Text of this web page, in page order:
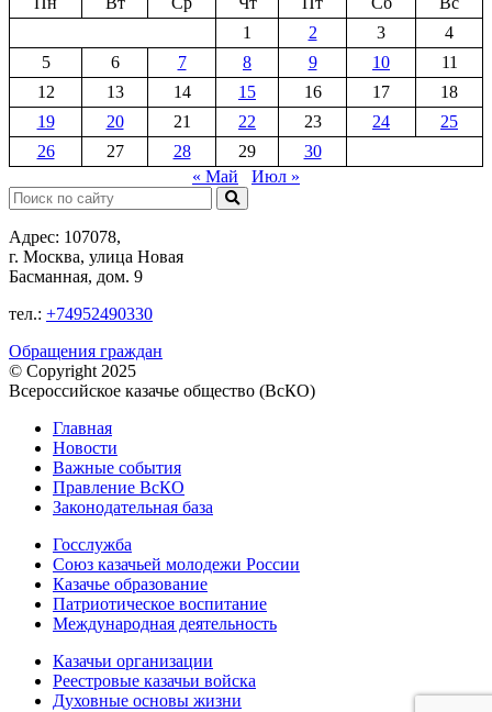
1
2 3
4
5
6 7 8 9 10
11
12
13 14 15 16 17
18
19
20 21 22 23 24
25
26
27 28 29
30
« Май
Июл »
Поиск:
Адрес: 107078,
г. Москва, улица Новая
Басманная, дом. 9
тел.: +74952490330
Обращения граждан
© Copyright 2025
Всероссийское казачье общество (ВсКО)
Главная
Новости
Важные события
Правление ВсКО
Законодательная база
Госслужба
Союз казачьей молодежи России
Казачье образование
Патриотическое воспитание
Международная деятельность
Казачьи организации
Реестровые казачьи войска
Духовные основы жизни